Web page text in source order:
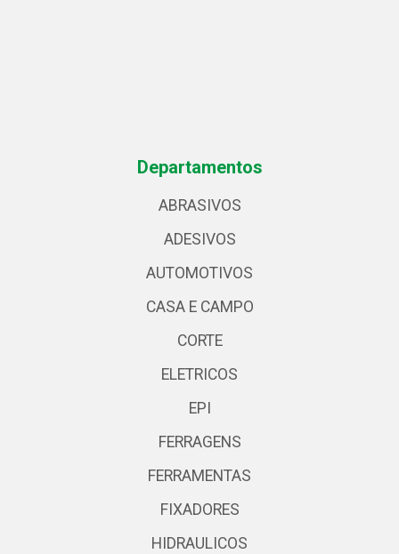
Departamentos
ABRASIVOS
ADESIVOS
AUTOMOTIVOS
CASA E CAMPO
CORTE
ELETRICOS
EPI
FERRAGENS
FERRAMENTAS
FIXADORES
HIDRAULICOS